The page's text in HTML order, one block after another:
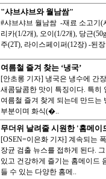
"샤브샤브와 월남쌈"
#샤브샤브 월남쌈 -재료 소고기(
리카(1/2개), 오이(1/2개), 당근
주(2T), 라이스페이퍼(12장) -된
여름철 즐겨 찾는 ‘냉국’
[안초롱 기자] 냉국은 냉수에 간
새콤달콤한 맛이 특징이다. 특히
여름철 즐겨 찾게 되는데 만드는
부분이며 화식(�..
무더위 날려줄 시원한 '홈메이
[OSEN=이은화 기자] 계속되는
장균 검출 뉴스를 접하게 된다.
있고 건강하게 즐기는 홈메이드
들 수 있는 다양한 홈메..